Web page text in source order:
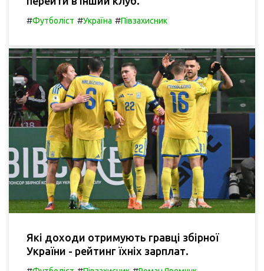
#Футболіст #Україна #Півзахисник
Які доходи отримують гравці збірної
України - рейтинг їхніх зарплат.